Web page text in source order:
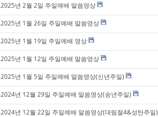
2025년 2월 2일 주일예배 말씀영상
2025년 1월 26일 주일예배 말씀영상
2025년 1월 19일 주일예배 영상
2025년 1월 12일 주일예배 말씀영상
2025년 1월 5일 주일예배 말씀영상(신년주일)
2024년 12월 29일 주일예배 말씀영상(송년주일)
2024년 12월 22일 주일예배 말씀영상(대림절4&성탄주일)